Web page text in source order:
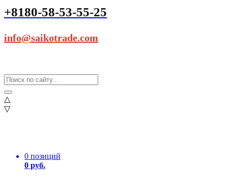
+8180-58-53-55-25
info@saikotrade.com
△
▽
0 позиций
0 руб.